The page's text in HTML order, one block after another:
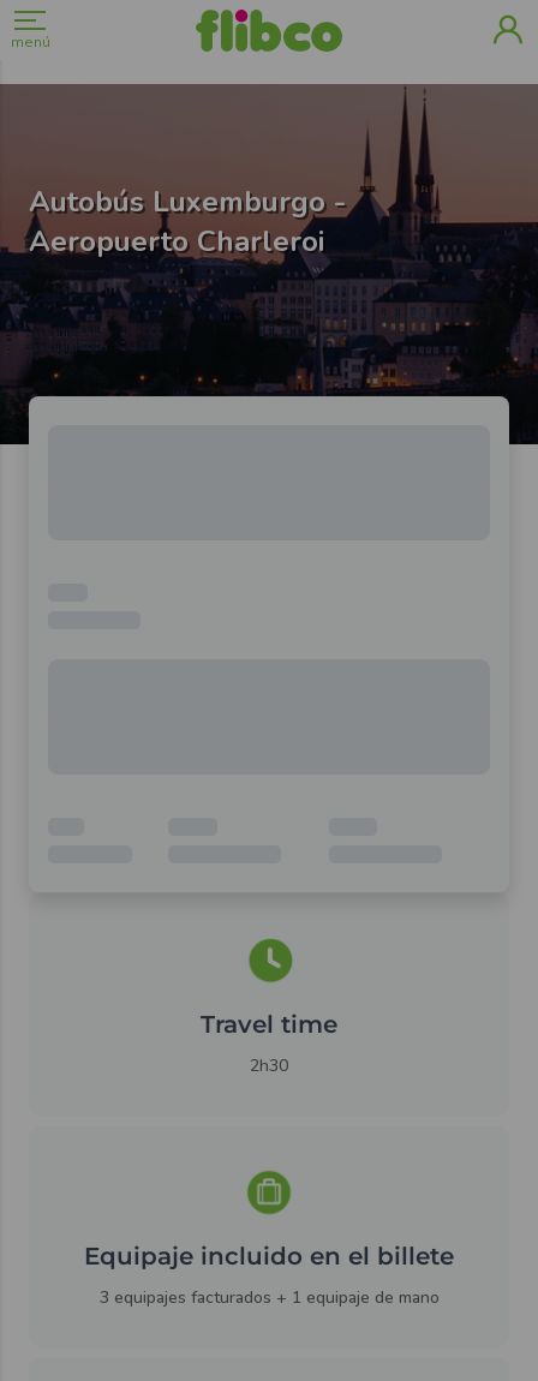
menú
Autobús Luxemburgo -
Aeropuerto Charleroi
Travel time
2h30
Equipaje incluido en el billete
3 equipajes facturados + 1 equipaje de mano